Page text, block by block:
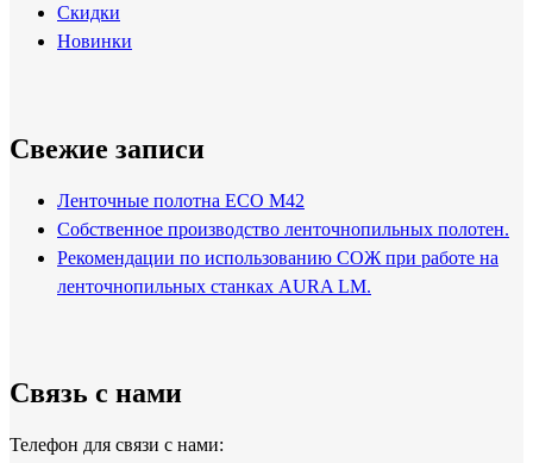
Скидки
Новинки
Свежие записи
Ленточные полотна ECO M42
Собственное производство ленточнопильных полотен.
Рекомендации по использованию СОЖ при работе на
ленточнопильных станках AURA LM.
Связь с нами
Телефон для связи с нами: